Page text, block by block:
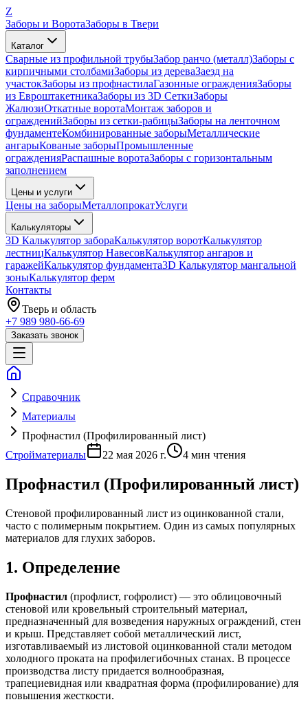
Z
Заборы и ВоротаЗаборы в Твери
Каталог
Сварные из профильной трубыЗабор ранчо (металл)Заборы с
кирпичными столбамиЗаборы из дереваЗаезд на
участокЗаборы из профнастилаГазонные огражденияЗаборы
из ЕвроштакетникаЗаборы из 3D СеткиЗаборы
ЖалюзиОткатные воротаМонтаж заборов и
огражденийЗаборы из сетки-рабицыЗаборы на ленточном
фундаментеКомбинированные заборыМеталлические
ангарыКованые заборыПромышленные
огражденияРаспашные воротаЗаборы с горизонтальным
заполнением
Цены и услуги
Цены на заборыМеталлопрокатУслуги
Калькуляторы
3D Калькулятор забораКалькулятор воротКалькулятор
лестницКалькулятор НавесовКалькулятор ангаров и
гаражейКалькулятор фундамента3D Калькулятор мангальной
зоныКалькулятор ферм
Контакты
Тверь и область
+7 989 980-66-69
Заказать звонок
Справочник
Материалы
Профнастил (Профилированный лист)
Стройматериалы
22 мая 2026 г. 4 мин чтения
Профнастил (Профилированный лист)
Стеновой профилированный лист из оцинкованной стали,
часто с полимерным покрытием. Один из самых популярных
материалов для глухих заборов.
1. Определение
Профнастил (профлист, гофролист) — это облицовочный
стеновой или кровельный строительный материал,
предназначенный для возведения наружных ограждений, стен
и крыш. Представляет собой металлический лист,
изготавливаемый из листовой оцинкованной стали методом
холодного проката на профилегибочных станах. В процессе
производства листу придается волнообразная,
трапециевидная или квадратная форма (профилирование) для
повышения жесткости.